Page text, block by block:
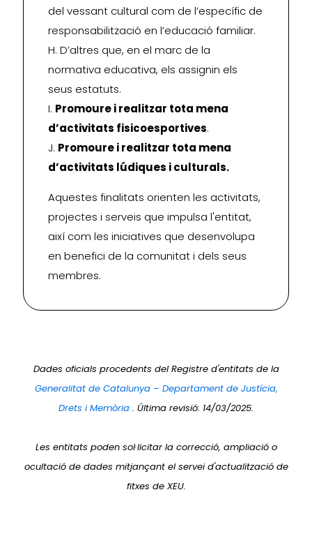
del vessant cultural com de l’específic de
responsabilització en l’educació familiar.
H. D’altres que, en el marc de la
normativa educativa, els assignin els
seus estatuts.
I. Promoure i realitzar tota mena
d’activitats fisicoesportives.
J. Promoure i realitzar tota mena
d’activitats lúdiques i culturals.
Aquestes finalitats orienten les activitats,
projectes i serveis que impulsa l'entitat,
així com les iniciatives que desenvolupa
en benefici de la comunitat i dels seus
membres.
Dades oficials procedents del Registre d'entitats de la
Generalitat de Catalunya – Departament de Justícia,
Drets i Memòria . Última revisió: 14/03/2025.
Les entitats poden sol·licitar la correcció, ampliació o
ocultació de dades mitjançant el servei d'actualització de
fitxes de XEU.